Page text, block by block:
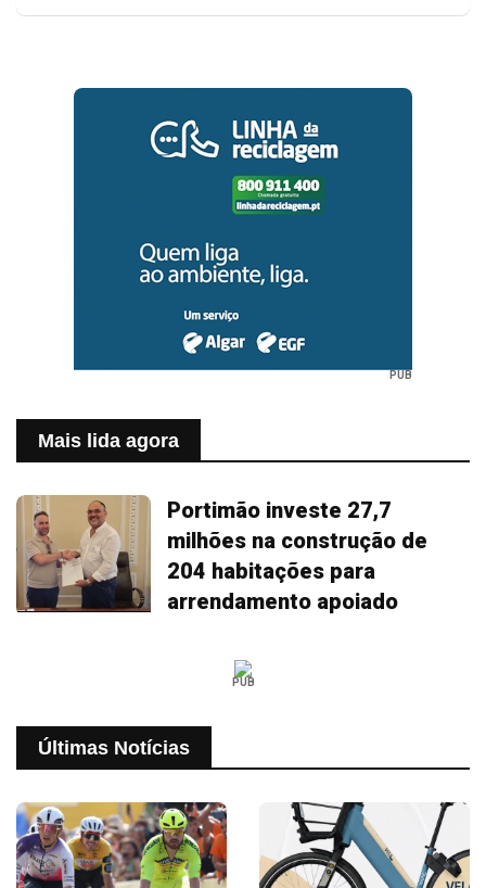
PUB
Mais lida agora
Portimão investe 27,7
milhões na construção de
204 habitações para
arrendamento apoiado
PUB
Últimas Notícias